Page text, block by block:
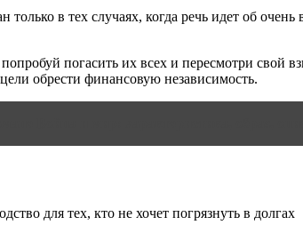
только в тех случаях, когда речь идет об
погасить их всех и пересмотри
обрести финансовую независимость.